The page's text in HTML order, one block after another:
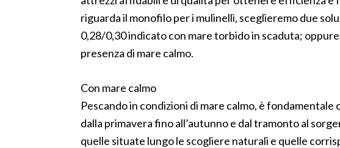
riguarda il monofilo per i mulinelli, sceglieremo due
0,28/0,30 indicato con mare torbido in scaduta;
presenza di mare calmo.
Con mare calmo
Pescando in condizioni di mare calmo, è
dalla primavera fino all’autunno e dal tramonto al
quelle situate lungo le scogliere naturali e quelle